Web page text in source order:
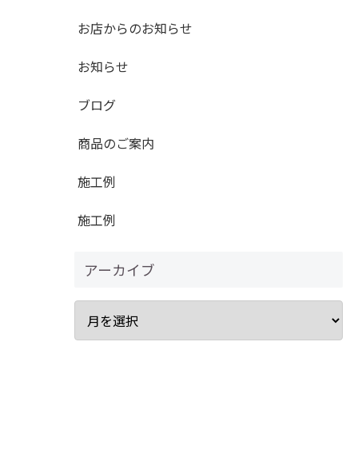
お店からのお知らせ
お知らせ
ブログ
商品のご案内
施工例
施工例
アーカイブ